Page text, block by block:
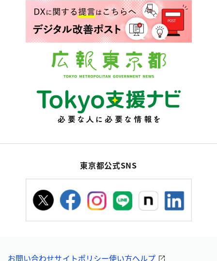
東京都公式SNS
お問い合わせサイトポリシー使い方ヘルプ